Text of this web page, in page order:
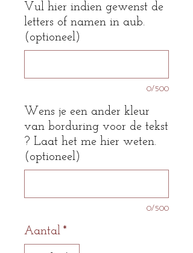
Vul hier indien gewenst de
letters of namen in aub.
(optioneel)
0/500
Wens je een ander kleur
van borduring voor de tekst
? Laat het me hier weten.
(optioneel)
0/500
Aantal *